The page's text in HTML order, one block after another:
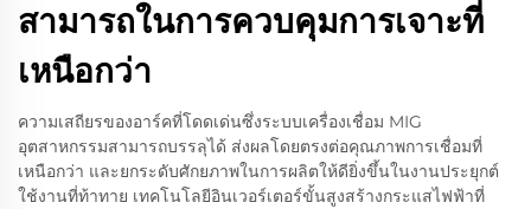
สามารถในการควบคุมการเจาะที่
เหนือกว่า
ความเสถียรของอาร์คที่โดดเด่นซึ่งระบบเครื่องเชื่อม MIG
อุตสาหกรรมสามารถบรรลุได้ ส่งผลโดยตรงต่อคุณภาพการเชื่อมที่
เหนือกว่า และยกระดับศักยภาพในการผลิตให้ดียิ่งขึ้นในงานประยุกต์
ใช้งานที่ท้าทาย เทคโนโลยีอินเวอร์เตอร์ขั้นสูงสร้างกระแสไฟฟ้าที่